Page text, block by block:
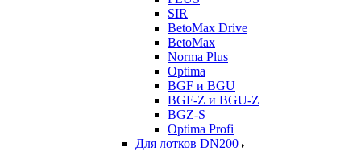
SIR
BetoMax Drive
BetoMax
Norma Plus
Optima
BGF и BGU
BGF-Z и BGU-Z
BGZ-S
Optima Profi
Для лотков DN200